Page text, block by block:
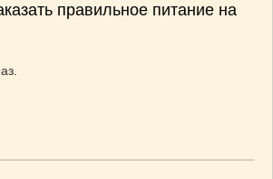
правильное питание на